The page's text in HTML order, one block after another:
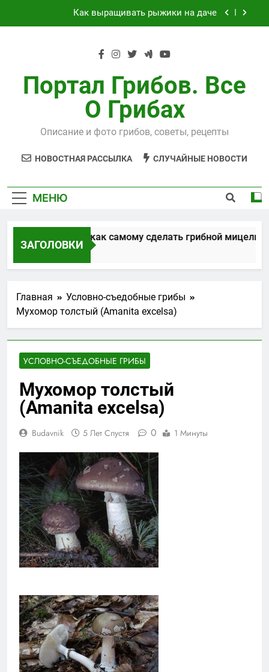
Как выращивать рыжики на даче
мицелий
Технология выращивания подосиновиков
Как выращивать рыжики на даче
Портал Грибов. Все
О Грибах
Описание и фото грибов, советы, рецепты
НОВОСТНАЯ РАССЫЛКА СЛУЧАЙНЫЕ НОВОСТИ
МЕНЮ
ЗАГОЛОВКИ
Способы, как самому сделать грибной мицелий
5 Лет Спустя
Главная
Условно-съедобные грибы
Мухомор толстый (Amanita excelsa)
УСЛОВНО-СЪЕДОБНЫЕ ГРИБЫ
Мухомор толстый
(Amanita excelsa)
Budavnik 5 Лет Спустя 0 1 Минуты